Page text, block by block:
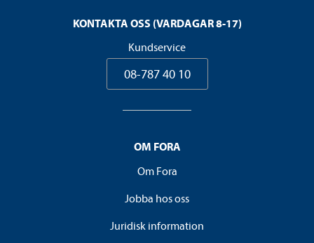
KONTAKTA OSS (VARDAGAR 8-17)
Kundservice
08-787 40 10
OM FORA
Om Fora
Jobba hos oss
Juridisk information